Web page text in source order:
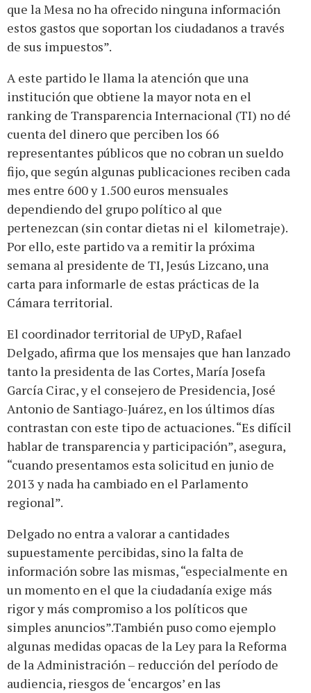
que la Mesa no ha ofrecido ninguna información
estos gastos que soportan los ciudadanos a través
de sus impuestos”.
A este partido le llama la atención que una
institución que obtiene la mayor nota en el
ranking de Transparencia Internacional (TI) no dé
cuenta del dinero que perciben los 66
representantes públicos que no cobran un sueldo
fijo, que según algunas publicaciones reciben cada
mes entre 600 y 1.500 euros mensuales
dependiendo del grupo político al que
pertenezcan (sin contar dietas ni el kilometraje).
Por ello, este partido va a remitir la próxima
semana al presidente de TI, Jesús Lizcano, una
carta para informarle de estas prácticas de la
Cámara territorial.
El coordinador territorial de UPyD, Rafael
Delgado, afirma que los mensajes que han lanzado
tanto la presidenta de las Cortes, María Josefa
García Cirac, y el consejero de Presidencia, José
Antonio de Santiago-Juárez, en los últimos días
contrastan con este tipo de actuaciones. “Es difícil
hablar de transparencia y participación”, asegura,
“cuando presentamos esta solicitud en junio de
2013 y nada ha cambiado en el Parlamento
regional”.
Delgado no entra a valorar a cantidades
supuestamente percibidas, sino la falta de
información sobre las mismas, “especialmente en
un momento en el que la ciudadanía exige más
rigor y más compromiso a los políticos que
simples anuncios”.También puso como ejemplo
algunas medidas opacas de la Ley para la Reforma
de la Administración – reducción del período de
audiencia, riesgos de ‘encargos’ en las